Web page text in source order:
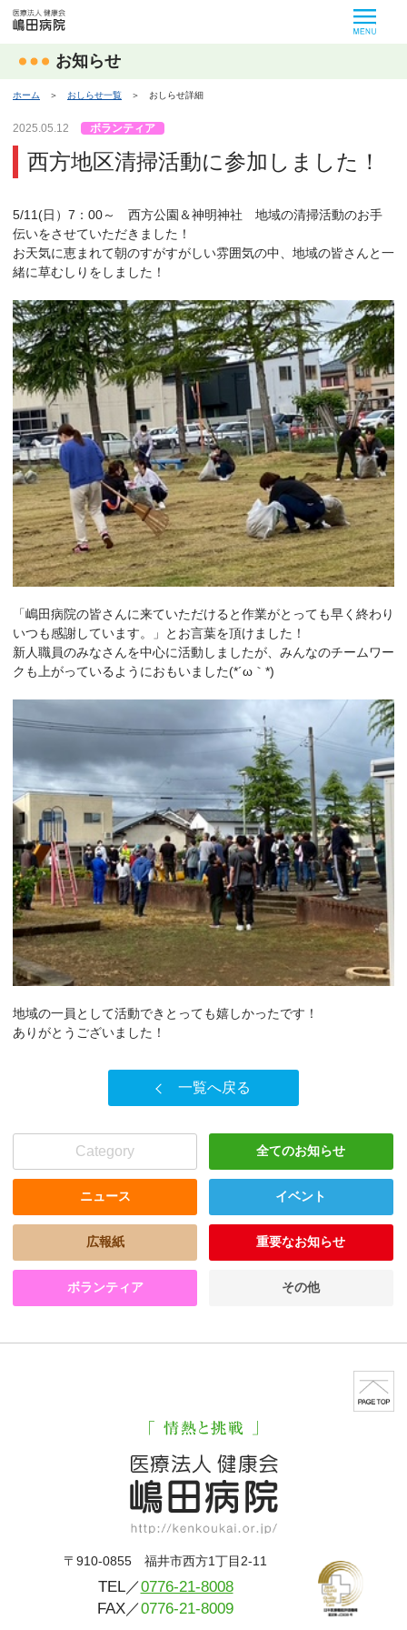
お知らせ
ホーム ＞ おしらせ一覧 ＞ おしらせ詳細
2025.05.12 ボランティア
西方地区清掃活動に参加しました！
5/11(日）7：00～ 西方公園＆神明神社 地域の清掃活動のお手
伝いをさせていただきました！
お天気に恵まれて朝のすがすがしい雰囲気の中、地域の皆さんと一
緒に草むしりをしました！
「嶋田病院の皆さんに来ていただけると作業がとっても早く終わり
いつも感謝しています。」とお言葉を頂けました！
新人職員のみなさんを中心に活動しましたが、みんなのチームワー
クも上がっているようにおもいました(*´ω｀*)
地域の一員として活動できとっても嬉しかったです！
ありがとうございました！
一覧へ戻る
Category 全てのお知らせ
ニュース イベント
広報紙 重要なお知らせ
ボランティア その他
〒910-0855 福井市西方1丁目2-11
TEL／0776-21-8008
FAX／0776-21-8009